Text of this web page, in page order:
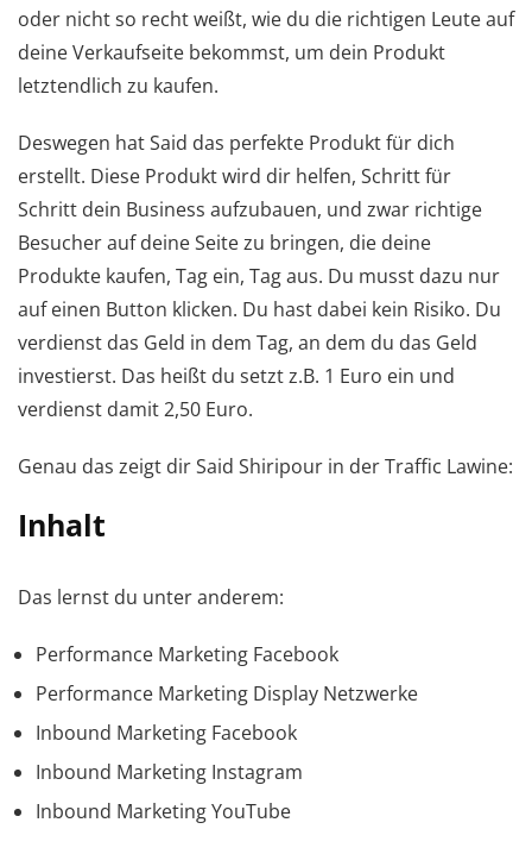
oder nicht so recht weißt, wie du die richtigen Leute auf
deine Verkaufseite bekommst, um dein Produkt
letztendlich zu kaufen.
Deswegen hat Said das perfekte Produkt für dich
erstellt. Diese Produkt wird dir helfen, Schritt für
Schritt dein Business aufzubauen, und zwar richtige
Besucher auf deine Seite zu bringen, die deine
Produkte kaufen, Tag ein, Tag aus. Du musst dazu nur
auf einen Button klicken. Du hast dabei kein Risiko. Du
verdienst das Geld in dem Tag, an dem du das Geld
investierst. Das heißt du setzt z.B. 1 Euro ein und
verdienst damit 2,50 Euro.
Genau das zeigt dir Said Shiripour in der Traffic Lawine:
Inhalt
Das lernst du unter anderem:
Performance Marketing Facebook
Performance Marketing Display Netzwerke
Inbound Marketing Facebook
Inbound Marketing Instagram
Inbound Marketing YouTube